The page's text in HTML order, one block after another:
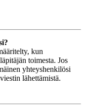
kun
toimesta. Jos
yhteyshenkilösi
lähettämistä.